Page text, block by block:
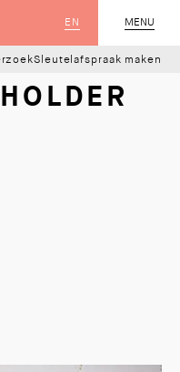
MENU
SLUIT
EN
Sleutelafspraak maken